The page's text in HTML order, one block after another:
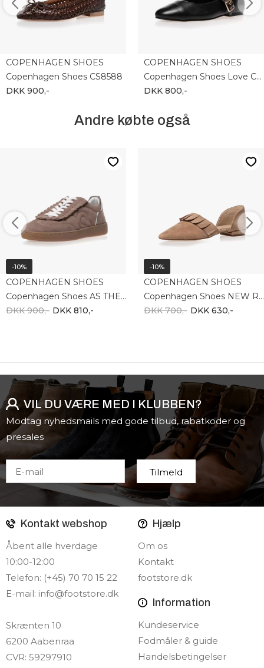
COPENHAGEN SHOES
Copenhagen Shoes CS8588
DKK 900,-
COPENHAGEN SHOES
Copenhagen Shoes Love CS8526-0001
DKK 800,-
Andre købte også
-10%
COPENHAGEN SHOES
Copenhagen Shoes AS THE BREEZE CS8891-00090
DKK 900,- DKK 810,-
-10%
COPENHAGEN SHOES
Copenhagen Shoes NEW ROMANCE CS9018-00090
DKK 700,- DKK 630,-
VIL DU VÆRE MED I KLUBBEN?
Modtag nyhedsmails med gode tilbud, rabatkoder og
presales
Kontakt webshop
Åbent alle hverdage
10:00-12:00
Telefon: (+45) 70 70 15 22
E-mail: info@footstore.dk
Skrænten 10
6200 Aabenraa
CVR: 59297910
Hjælp
Om os
Kontakt
footstore.dk
Information
Kundeservice
Fodmåler & guide
Handelsbetingelser